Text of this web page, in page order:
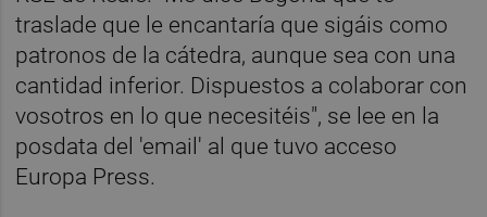
traslade que le encantaría que sigáis como
patronos de la cátedra, aunque sea con una
cantidad inferior. Dispuestos a colaborar con
vosotros en lo que necesitéis", se lee en la
posdata del 'email' al que tuvo acceso
Europa Press.